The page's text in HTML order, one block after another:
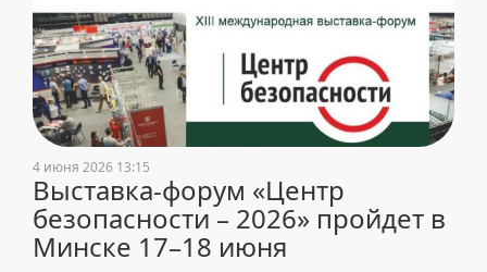
4 июня 2026 13:15
Выставка-форум «Центр
безопасности – 2026» пройдет в
Минске 17–18 июня